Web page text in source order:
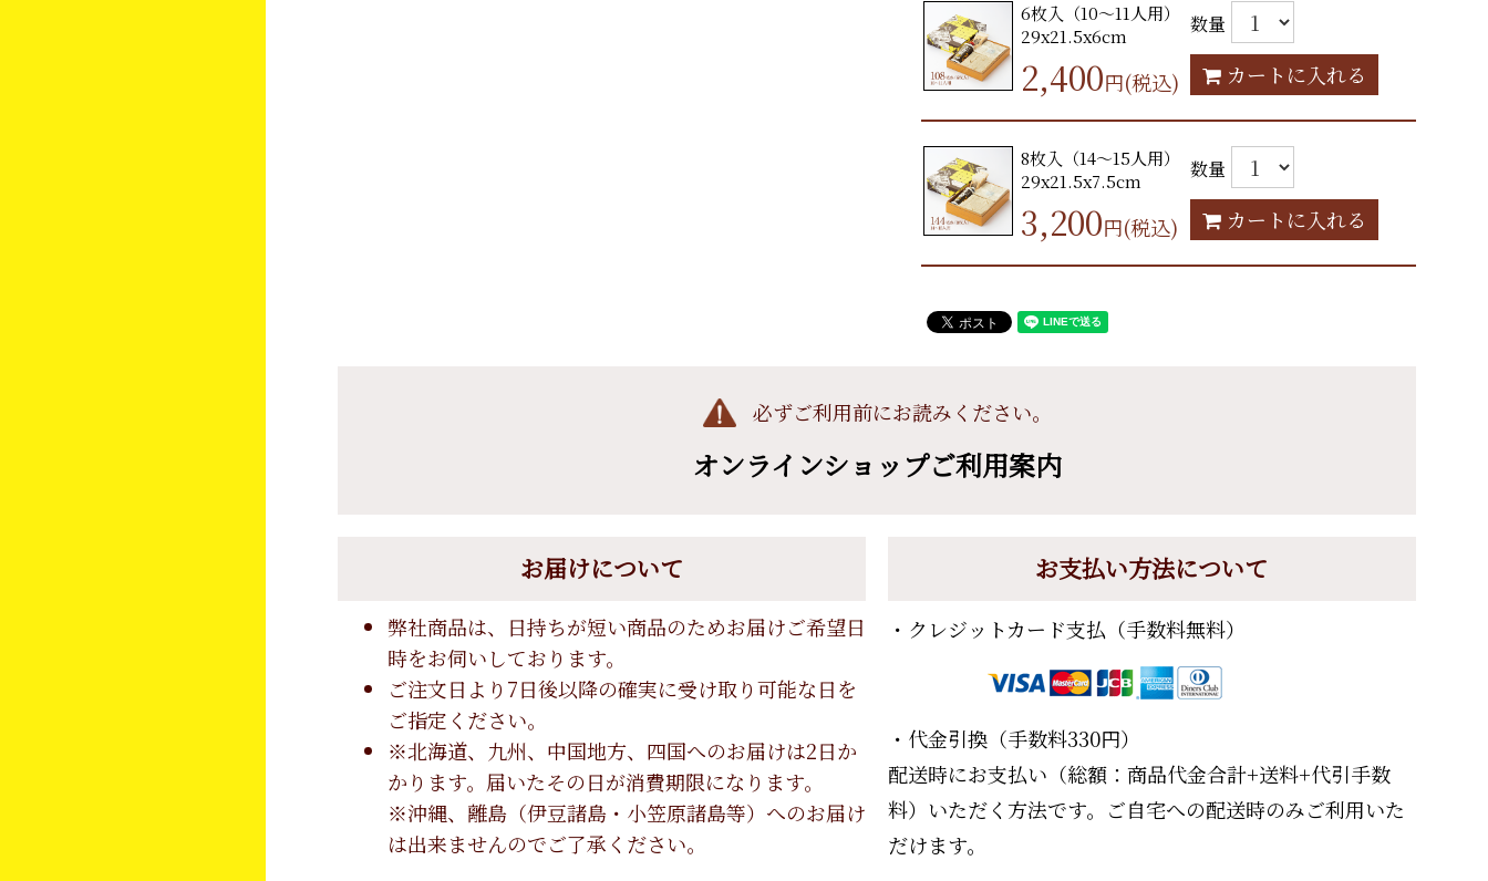
6枚入（10～11人用）
29x21.5x6cm
2,400円(税込)
数量
カートに入れる
8枚入（14～15人用）
29x21.5x7.5cm
3,200円(税込)
数量
カートに入れる
必ずご利用前にお読みください。
オンラインショップご利用案内
お届けについて
弊社商品は、日持ちが短い商品のためお届けご希望日
時をお伺いしております。
ご注文日より7日後以降の確実に受け取り可能な日を
ご指定ください。
※北海道、九州、中国地方、四国へのお届けは2日か
かります。届いたその日が消費期限になります。
※沖縄、離島（伊豆諸島・小笠原諸島等）へのお届け
は出来ませんのでご了承ください。
お支払い方法について
・クレジットカード支払（手数料無料）
・代金引換（手数料330円）
配送時にお支払い（総額：商品代金合計+送料+代引手数
料）いただく方法です。ご自宅への配送時のみご利用いた
だけます。